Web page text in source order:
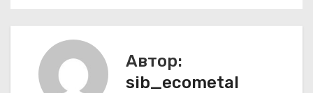
г
Автор:
sib_ecometal